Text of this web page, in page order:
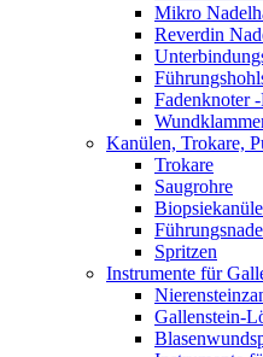
Mikro
Reverdin
Fadenknoter
Kanülen, Trokare,
Trokare
Saugrohre
Spritzen
Instrumente für
Gallenstein-